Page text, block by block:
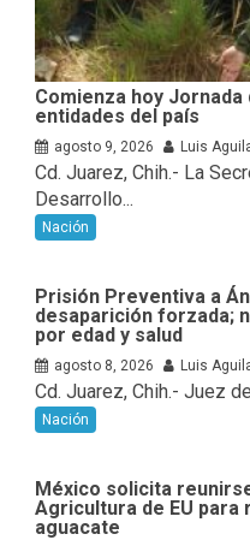
Comienza hoy
entidades del país
agosto 9, 2026 Luis
Cd. Juarez, Chih.- La
Desarrollo...
Nación
Prisión Preventiva a
desaparición forzada;
por edad y salud
agosto 8, 2026 Luis
Cd. Juarez, Chih.- Juez
Nación
México solicita
Agricultura de EU para
aguacate